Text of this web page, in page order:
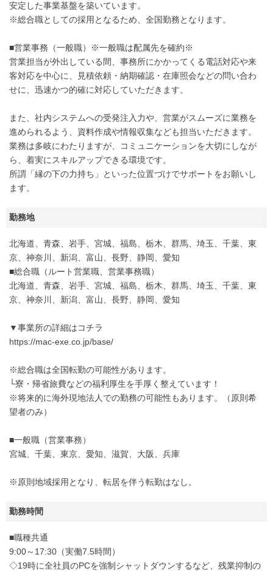
安定した事業基盤を築いています。
※総合職としての採用となるため、全国勤務となります。
■営業事務（一般職）※一般職は配属先を確約※
営業担当が外出している間、事務所にかかってくる電話対応や来
客対応を中心に、見積依頼・納期確認・在庫照会などの問い合わ
せに、迅速かつ的確に対応していただきます。
また、社内システムへの受発注入力や、営業がスムーズに業務を
進められるよう、資料作成や情報収集なども担当いただきます。
業務は多岐にわたりますが、コミュニケーションを大切にしなが
ら、着実にスキルアップできる環境です。
所謂「縁の下の力持ち」といった位置づけでサポートをお願いし
ます。
勤務地
北海道、青森、岩手、宮城、福島、栃木、群馬、埼玉、千葉、東
京、神奈川、新潟、富山、長野、静岡、愛知
■総合職（ルート営業職、営業事務職）
北海道、青森、岩手、宮城、福島、栃木、群馬、埼玉、千葉、東
京、神奈川、新潟、富山、長野、静岡、愛知
▼事業所の詳細はコチラ
https://mac-exe.co.jp/base/
※総合職は全国転勤の可能性があります。
└寮・帰省旅費などの福利厚生を手厚く整えています！
※将来的に海外現地法人での勤務の可能性もあります。（原則希
望者のみ）
■一般職（営業事務）
宮城、千葉、東京、愛知、滋賀、大阪、兵庫
※原則地域採用となり、転居を伴う転勤はなし。
勤務時間
■職種共通
9:00～17:30（実働7.5時間）
◇19時に全社員のPCを強制シャットダウンするなど、残業抑制の